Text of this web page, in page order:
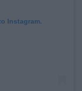
Instagram.